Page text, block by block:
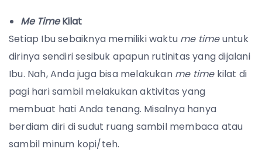
Me TimeKilat
Setiap Ibu sebaiknya memiliki waktu me timeuntuk
dirinya sendiri sesibuk apapun rutinitas yang dijalani
Ibu. Nah, Anda juga bisa melakukan me timekilat di
pagi hari sambil melakukan aktivitas yang
membuat hati Anda tenang. Misalnya hanya
berdiam diri di sudut ruang sambil membaca atau
sambil minum kopi/teh.